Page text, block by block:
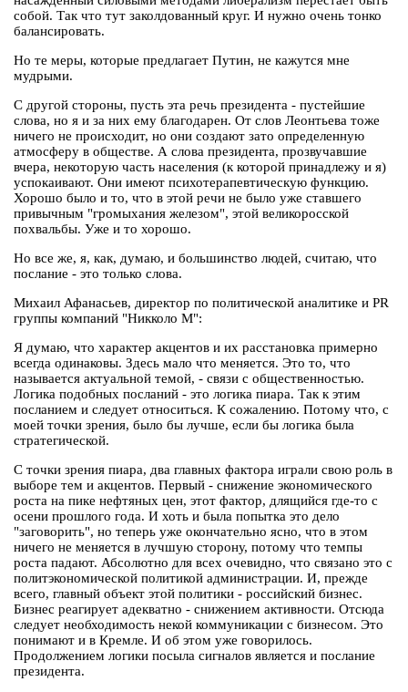
собой. Так что тут заколдованный круг. И нужно очень тонко
балансировать.
Но те меры, которые предлагает Путин, не кажутся мне
мудрыми.
С другой стороны, пусть эта речь президента - пустейшие
слова, но я и за них ему благодарен. От слов Леонтьева тоже
ничего не происходит, но они создают зато определенную
атмосферу в обществе. А слова президента, прозвучавшие
вчера, некоторую часть населения (к которой принадлежу и я)
успокаивают. Они имеют психотерапевтическую функцию.
Хорошо было и то, что в этой речи не было уже ставшего
привычным "громыхания железом", этой великоросской
похвальбы. Уже и то хорошо.
Но все же, я, как, думаю, и большинство людей, считаю, что
послание - это только слова.
Михаил Афанасьев, директор по политической аналитике и PR
группы компаний "Никколо М":
Я думаю, что характер акцентов и их расстановка примерно
всегда одинаковы. Здесь мало что меняется. Это то, что
называется актуальной темой, - связи с общественностью.
Логика подобных посланий - это логика пиара. Так к этим
посланием и следует относиться. К сожалению. Потому что, с
моей точки зрения, было бы лучше, если бы логика была
стратегической.
С точки зрения пиара, два главных фактора играли свою роль в
выборе тем и акцентов. Первый - снижение экономического
роста на пике нефтяных цен, этот фактор, длящийся где-то с
осени прошлого года. И хоть и была попытка это дело
"заговорить", но теперь уже окончательно ясно, что в этом
ничего не меняется в лучшую сторону, потому что темпы
роста падают. Абсолютно для всех очевидно, что связано это с
политэкономической политикой администрации. И, прежде
всего, главный объект этой политики - российский бизнес.
Бизнес реагирует адекватно - снижением активности. Отсюда
следует необходимость некой коммуникации с бизнесом. Это
понимают и в Кремле. И об этом уже говорилось.
Продолжением логики посыла сигналов является и послание
президента.